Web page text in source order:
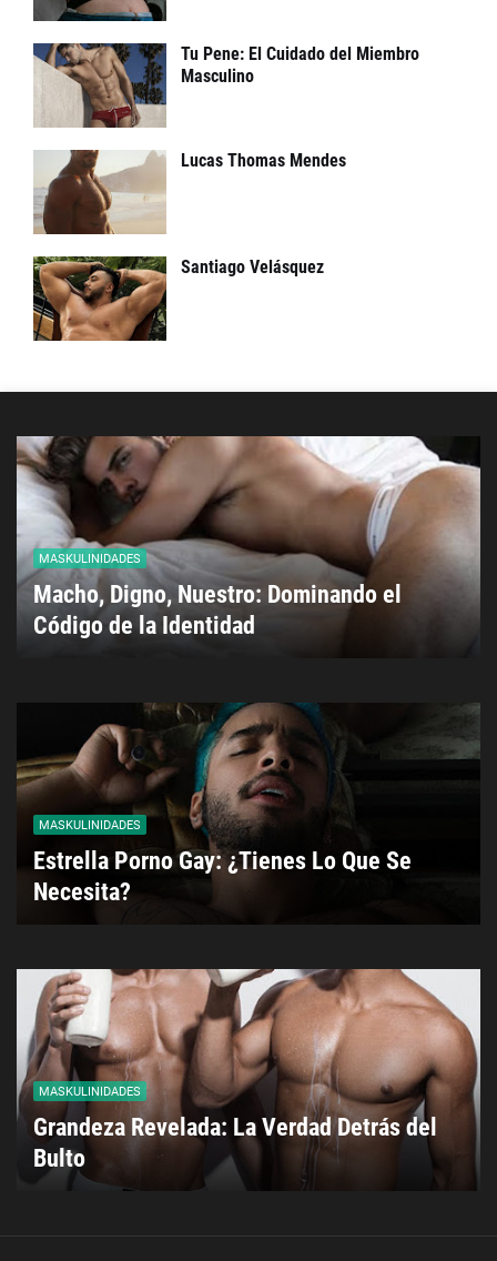
Tu Pene: El Cuidado del Miembro
Masculino
Lucas Thomas Mendes
Santiago Velásquez
MASKULINIDADES
Macho, Digno, Nuestro: Dominando el
Código de la Identidad
MASKULINIDADES
Estrella Porno Gay: ¿Tienes Lo Que Se
Necesita?
MASKULINIDADES
Grandeza Revelada: La Verdad Detrás del
Bulto